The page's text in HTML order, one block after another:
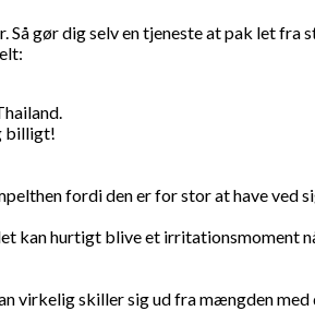
Så gør dig selv en tjeneste at pak let
billigt!
fordi den er for stor at have ved
kan hurtigt blive et irritationsmoment
virkelig skiller sig ud fra mængden